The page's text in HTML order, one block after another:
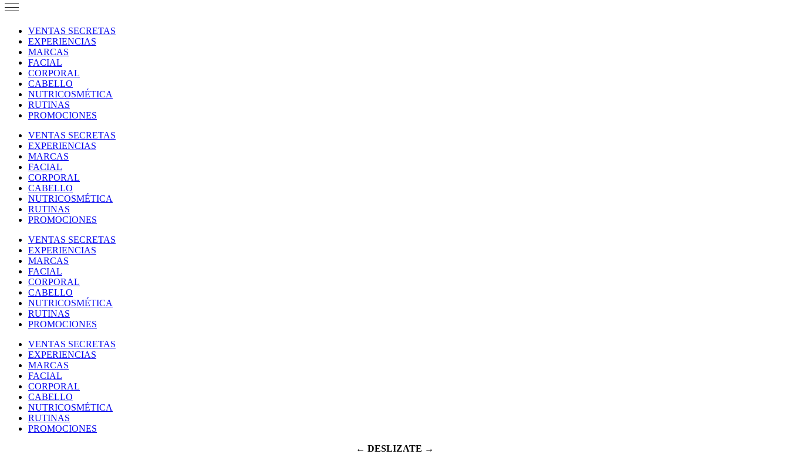
VENTAS SECRETAS
EXPERIENCIAS
MARCAS
FACIAL
CORPORAL
CABELLO
NUTRICOSMÉTICA
RUTINAS
PROMOCIONES
VENTAS SECRETAS
EXPERIENCIAS
MARCAS
FACIAL
CORPORAL
CABELLO
NUTRICOSMÉTICA
RUTINAS
PROMOCIONES
VENTAS SECRETAS
EXPERIENCIAS
MARCAS
FACIAL
CORPORAL
CABELLO
NUTRICOSMÉTICA
RUTINAS
PROMOCIONES
VENTAS SECRETAS
EXPERIENCIAS
MARCAS
FACIAL
CORPORAL
CABELLO
NUTRICOSMÉTICA
RUTINAS
PROMOCIONES
← DESLIZATE →